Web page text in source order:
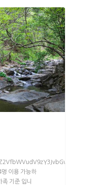
이용 가능하
기준 입니
맷돌1
19
20
21
22
23
27(2팀)
맷돌2
마추픽추2
29
30
31
32
39
원두막B
원두막C
소나무
돌배나무
자두나무
마추픽추1
18